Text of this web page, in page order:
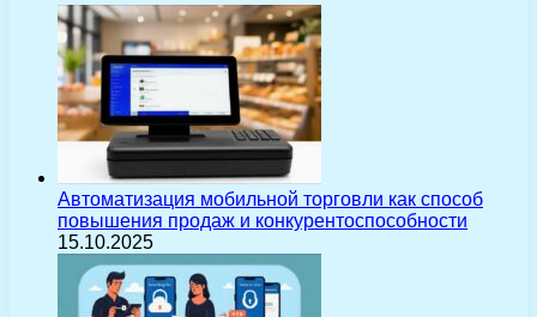
Автоматизация мобильной торговли как способ
повышения продаж и конкурентоспособности
15.10.2025